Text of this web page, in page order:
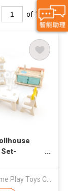
of 1